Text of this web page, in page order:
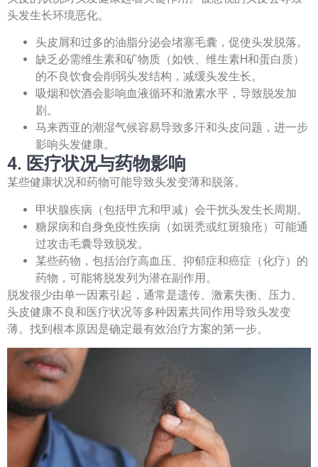
头发生长环境恶化。
头皮屑和过多的油脂分泌会堵塞毛囊，促使头发脱落。
缺乏必需维生素和矿物质（如铁、维生素H和蛋白质）
的不良饮食会削弱头发结构，减缓头发生长。
吸烟和饮酒会影响血液循环和激素水平，导致脱发加
剧。
马来西亚的潮湿气候容易导致多汗和头皮问题，进一步
影响头发健康。
4. 医疗状况与药物影响
某些健康状况和药物可能导致头发变薄和脱落。
甲状腺疾病（包括甲亢和甲减）会干扰头发生长周期。
糖尿病和自身免疫性疾病（如斑秃或红斑狼疮）可能通
过攻击毛囊导致脱发。
某些药物，包括治疗高血压、抑郁症和癌症（化疗）的
药物，可能将脱发列为潜在副作用。
脱发很少由单一因素引起，通常是遗传、激素失衡、压力、
头皮健康不良和医疗状况等多种因素共同作用导致头发变
薄。找到根本原因是确定最有效治疗方案的第一步。